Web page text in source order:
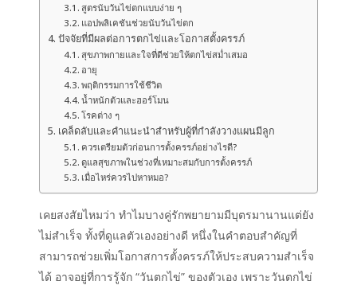
สูตรนับวันไข่ตกแบบง่าย ๆ
แอปพลิเคชันช่วยนับวันไข่ตก
ปัจจัยที่มีผลต่อการตกไข่และโอกาสตั้งครรภ์
สุขภาพกายและใจที่ดีช่วยให้ตกไข่สม่ำเสมอ
อายุ
พฤติกรรมการใช้ชีวิต
น้ำหนักตัวและฮอร์โมน
โรคต่าง ๆ
เคล็ดลับและคำแนะนำสำหรับผู้ที่กำลังวางแผนมีลูก
ควรเตรียมตัวก่อนการตั้งครรภ์อย่างไรดี?
ดูแลสุขภาพในช่วงที่เหมาะสมกับการตั้งครรภ์
เมื่อไหร่ควรไปหาหมอ?
เคยสงสัยไหมว่า ทำไมบางคู่รักพยายามมีบุตรมานานแต่ยัง
ไม่สำเร็จ ทั้งที่ดูแลตัวเองอย่างดี หนึ่งในคำตอบสำคัญที่
สามารถช่วยเพิ่มโอกาสการตั้งครรภ์ให้ประสบความสำเร็จ
ได้ อาจอยู่ที่การรู้จัก “วันตกไข่” ของตัวเอง เพราะวันตกไข่